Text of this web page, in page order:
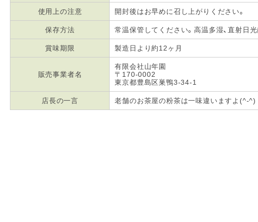
使用上の注意 開封後はお早めに召し上がりください。
保存方法 常温保管してください。高温多湿、直射日
賞味期限 製造日より約12ヶ月
販売事業者名
有限会社山年園
〒170-0002
東京都豊島区巣鴨3-34-1
店長の一言 老舗のお茶屋の粉茶は一味違いますよ(^-^)